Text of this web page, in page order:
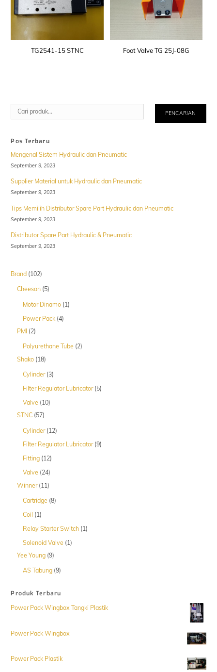
TG2541-15 STNC Foot Valve TG 25J-08G
Cari
PENCARIAN
Pos Terbaru
Mengenal Sistem Hydraulic dan Pneumatic
September 9, 2023
Supplier Material untuk Hydraulic dan Pneumatic
September 9, 2023
Tips Memilih Distributor Spare Part Hydraulic dan Pneumatic
September 9, 2023
Distributor Spare Part Hydraulic & Pneumatic
September 9, 2023
Brand 102102
Cheeson 55
Motor Dinamo 11
Power Pack 44
PMI 22
Polyurethane Tube 22
Shako 1818
Cylinder 33
Filter Regulator Lubricator 55
Valve 1010
STNC 5757
Cylinder 1212
Filter Regulator Lubricator 99
Fitting 1212
Valve 2424
Produk
Winner 1111
Cartridge 88
Coil 11
Relay Starter Switch 11
Solenoid Valve 11
Yee Young 99
AS Tabung 99
Produk Terbaru
Power Pack Wingbox Tangki Plastik
Power Pack Wingbox
Power Pack Plastik